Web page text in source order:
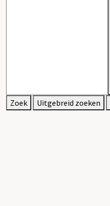
Zoek Uitgebreid zoeken